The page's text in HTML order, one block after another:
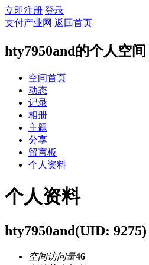
立即注册 登录
支付产业网 返回首页
hty7950and的个人空间
空间首页
动态
记录
相册
主题
分享
留言板
个人资料
个人资料
hty7950and(UID: 9275)
空间访问量46